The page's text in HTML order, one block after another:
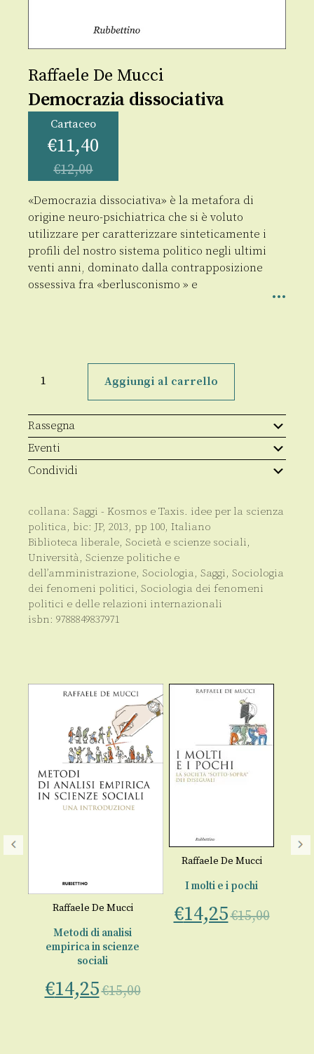
Raffaele De Mucci
Democrazia dissociativa
Cartaceo
€11,40
€12,00
«Democrazia dissociativa» è la metafora di
origine neuro-psichiatrica che si è voluto
utilizzare per caratterizzare sinteticamente i
profili del nostro sistema politico negli ultimi
venti anni, dominato dalla contrapposizione
ossessiva fra «berlusconismo » e
Democrazia
dissociativa
Aggiungi al carrello
Rassegna
Eventi
Condividi
collana: Saggi - Kosmos e Taxis. idee per la scienza
politica, bic: JP, 2013, pp 100, Italiano
Biblioteca liberale, Società e scienze sociali,
Università, Scienze politiche e
dell’amministrazione, Sociologia, Saggi, Sociologia
dei fenomeni politici, Sociologia dei fenomeni
politici e delle relazioni internazionali
isbn: 9788849837971
Raffaele De Mucci
Metodi di analisi
empirica in scienze
sociali
€14,25€15,00
Raffaele De Mucci
I molti e i pochi
€14,25€15,00